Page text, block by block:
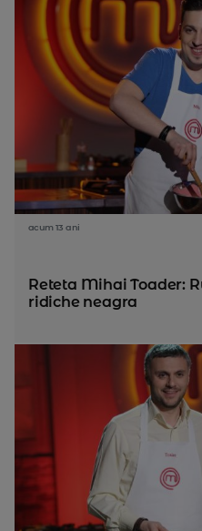
acum 13 ani
Reteta Mihai Toader:
ridiche neagra